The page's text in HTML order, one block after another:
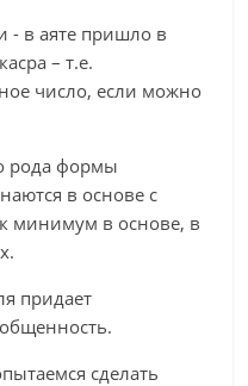
- в аяте пришло в
– т.е.
число, если можно
рода формы
в основе с
минимум в основе, в
придает
сделать